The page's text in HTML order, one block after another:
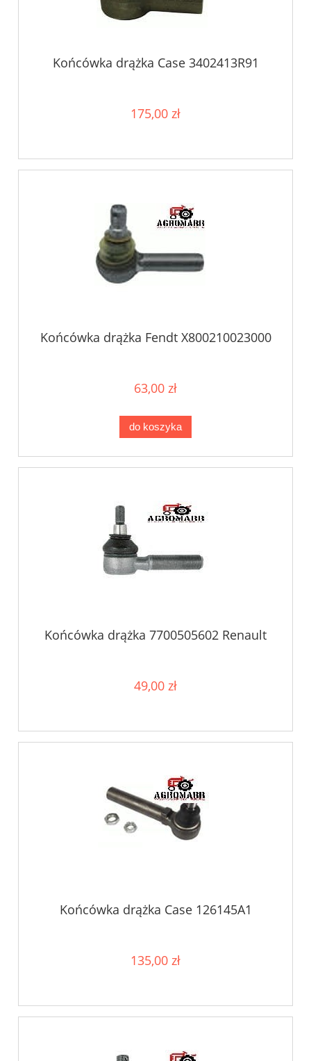
Końcówka drążka Case 3402413R91
175,00 zł
Końcówka drążka Fendt X800210023000
63,00 zł
do koszyka
Końcówka drążka 7700505602 Renault
49,00 zł
Końcówka drążka Case 126145A1
135,00 zł